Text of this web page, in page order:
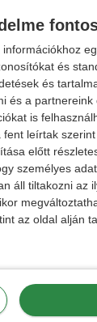
és
és
és a
is
leírtak
előtt
személyes
áll tiltakozni az
az oldal alján